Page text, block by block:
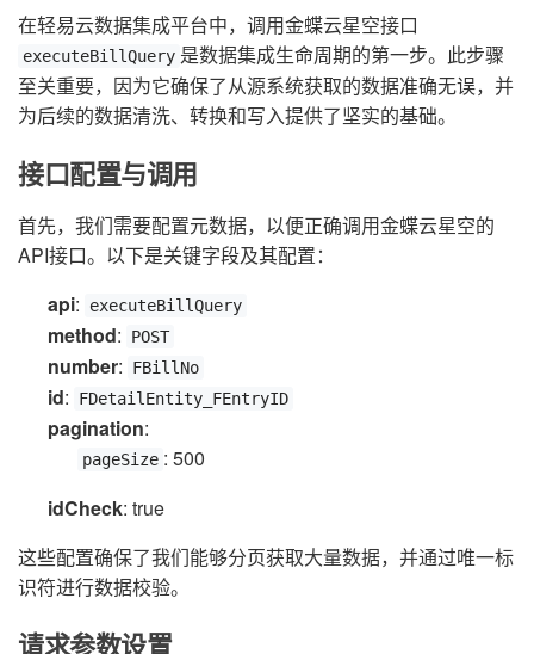
在轻易云数据集成平台中，调用金蝶云星空接口
executeBillQuery 是数据集成生命周期的第一步。此步骤
至关重要，因为它确保了从源系统获取的数据准确无误，并
为后续的数据清洗、转换和写入提供了坚实的基础。
接口配置与调用
首先，我们需要配置元数据，以便正确调用金蝶云星空的
API接口。以下是关键字段及其配置：
api: executeBillQuery
method: POST
number: FBillNo
id: FDetailEntity_FEntryID
pagination:
pageSize : 500
idCheck: true
这些配置确保了我们能够分页获取大量数据，并通过唯一标
识符进行数据校验。
请求参数设置